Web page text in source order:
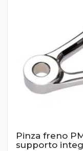
Pinza freno
supporto